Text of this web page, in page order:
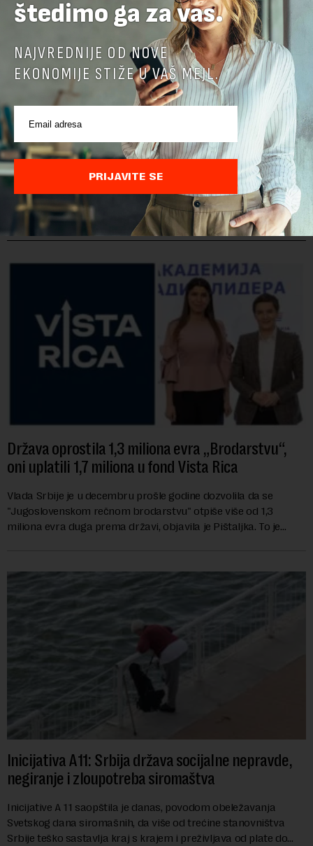
POVEZANI SADRŽAJI
Država oprostila 1,3 miliona evra „Brodarstvu“,
oni uplatili 1,7 miliona u fond Vista Rica
Vlada Srbije je u decembru prošle godine dozvolila da se
"Jugoslovenskom rečnom brodarstvu" otpiše više od 1,3
miliona evra duga prema državi, objavila je Pištaljka. To je
Inicijativa A11: Srbija država socijalne nepravde,
negiranje i zloupotreba siromaštva
Inicijative A 11 saopštila je danas, povodom obeležavanja
Svetskog dana siromašnih, da više od trećine stanovništva
Srbije teško sastavlja kraj s krajem i preživljava od plate do
štedimo ga za vas.
NAJVREDNIJE OD NOVE
EKONOMIJE STIŽE U VAŠ MEJL.
PRIJAVITE SE